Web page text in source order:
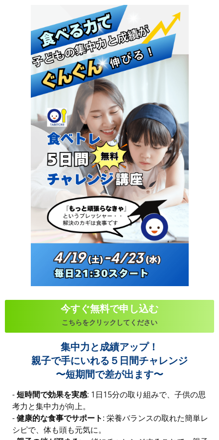
今すぐ無料で申し込む
こちらをクリックしてください
集中力と成績アップ！
親子で手にいれる５日間チャレンジ
〜短期間で差が出ます〜
-短時間で効果を実感: 1日15分の取り組みで、子供の思
考力と集中力が向上。
-健康的な食事でサポート: 栄養バランスの取れた簡単レ
シピで、体も頭も元気に。